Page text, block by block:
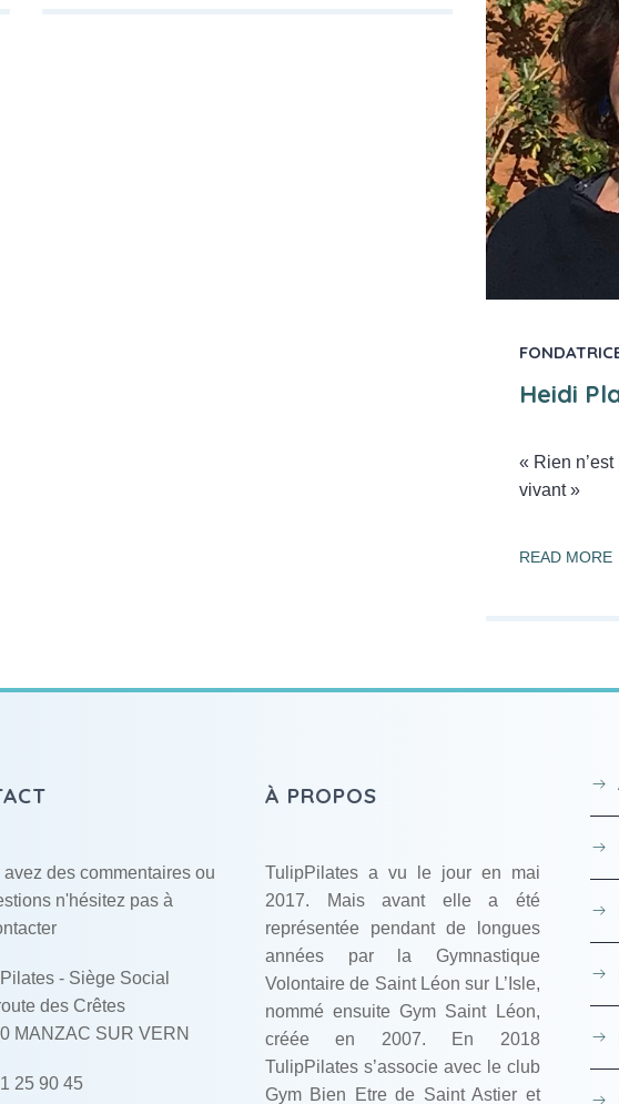
Heidi
« Rien
vivant »
READ MORE
des commentaires ou
n'hésitez pas à
- Siège Social
des Crêtes
MANZAC SUR VERN
25 90 45
À PROPOS
TulipPilates a vu le jour en mai
2017. Mais avant elle a été
représentée pendant de longues
années par la Gymnastique
Volontaire de Saint Léon sur L’Isle,
nommé ensuite Gym Saint Léon,
créée en 2007. En 2018
TulipPilates s’associe avec le club
Gym Bien Etre de Saint Astier et